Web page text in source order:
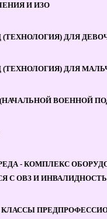
И ИЗО
(ТЕХНОЛОГИЯ) ДЛЯ
(ТЕХНОЛОГИЯ) ДЛЯ
ВОЕННОЙ
- КОМПЛЕКС
С ОВЗ И